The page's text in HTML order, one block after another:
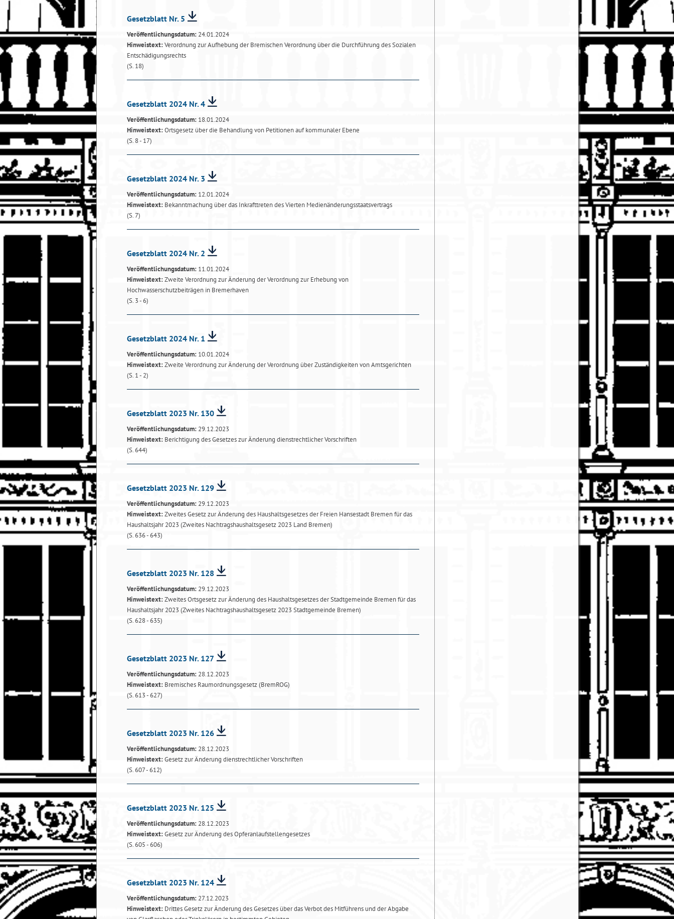
Gesetzblatt Nr. 5
Veröffentlichungsdatum: 24.01.2024
Hinweistext:Verordnung zur Aufhebung der Bremischen Verordnung über die Durchführung des Sozialen
Entschädigungsrechts
(S. 18)
Gesetzblatt 2024 Nr. 4
Veröffentlichungsdatum: 18.01.2024
Hinweistext:Ortsgesetz über die Behandlung von Petitionen auf kommunaler Ebene
(S. 8 - 17)
Gesetzblatt 2024 Nr. 3
Veröffentlichungsdatum: 12.01.2024
Hinweistext: Bekanntmachung über das Inkrafttreten des Vierten Medienänderungsstaatsvertrags
(S. 7)
Gesetzblatt 2024 Nr. 2
Veröffentlichungsdatum: 11.01.2024
Hinweistext:Zweite Verordnung zur Änderung der Verordnung zur Erhebung von
Hochwasserschutzbeiträgen in Bremerhaven
(S. 3 - 6)
Gesetzblatt 2024 Nr. 1
Veröffentlichungsdatum: 10.01.2024
Hinweistext:Zweite Verordnung zur Änderung der Verordnung über Zuständigkeiten von Amtsgerichten
(S. 1 - 2)
Gesetzblatt 2023 Nr. 130
Veröffentlichungsdatum: 29.12.2023
Hinweistext: Berichtigung des Gesetzes zur Änderung dienstrechtlicher Vorschriften
(S. 644)
Gesetzblatt 2023 Nr. 129
Veröffentlichungsdatum: 29.12.2023
Hinweistext:Zweites Gesetz zur Änderung des Haushaltsgesetzes der Freien Hansestadt Bremen für das
Haushaltsjahr 2023 (Zweites Nachtragshaushaltsgesetz 2023 Land Bremen)
(S. 636 - 643)
Gesetzblatt 2023 Nr. 128
Veröffentlichungsdatum: 29.12.2023
Hinweistext:Zweites Ortsgesetz zur Änderung des Haushaltsgesetzes der Stadtgemeinde Bremen für das
Haushaltsjahr 2023 (Zweites Nachtragshaushaltsgesetz 2023 Stadtgemeinde Bremen)
(S. 628 - 635)
Gesetzblatt 2023 Nr. 127
Veröffentlichungsdatum: 28.12.2023
Hinweistext: Bremisches Raumordnungsgesetz (BremROG)
(S. 613 - 627)
Gesetzblatt 2023 Nr. 126
Veröffentlichungsdatum: 28.12.2023
Hinweistext:Gesetz zur Änderung dienstrechtlicher Vorschriften
(S. 607 - 612)
Gesetzblatt 2023 Nr. 125
Veröffentlichungsdatum: 28.12.2023
Hinweistext:Gesetz zur Änderung des Opferanlaufstellengesetzes
(S. 605 - 606)
Gesetzblatt 2023 Nr. 124
Veröffentlichungsdatum: 27.12.2023
Hinweistext: Drittes Gesetz zur Änderung des Gesetzes über das Verbot des Mitführens und der Abgabe